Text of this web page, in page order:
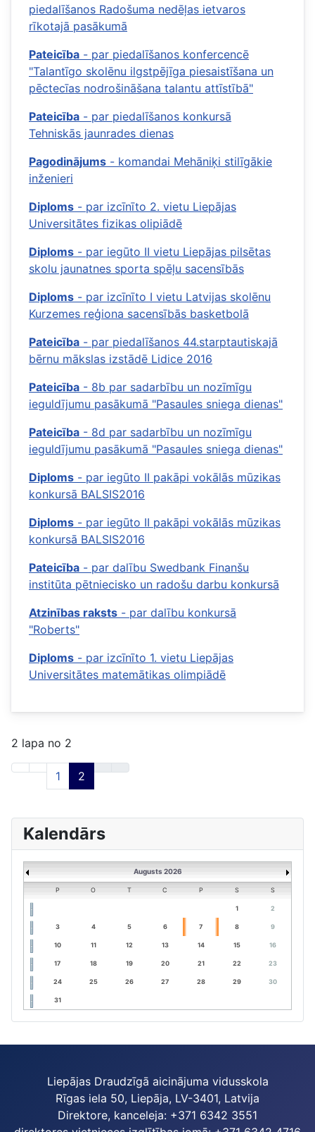
piedalīšanos Radošuma nedēļas ietvaros
rīkotajā pasākumā
Pateicība - par piedalīšanos konfercencē
"Talantīgo skolēnu ilgstpējīga piesaistīšana un
pēctecīas nodrošināšana talantu attīstībā"
Pateicība - par piedalīšanos konkursā
Tehniskās jaunrades dienas
Pagodinājums - komandai Mehāniķi stilīgākie
inženieri
Diploms - par izcīnīto 2. vietu Liepājas
Universitātes fizikas olipiādē
Diploms - par iegūto II vietu Liepājas pilsētas
skolu jaunatnes sporta spēļu sacensībās
Diploms - par izcīnīto I vietu Latvijas skolēnu
Kurzemes reģiona sacensībās basketbolā
Pateicība - par piedalīšanos 44.starptautiskajā
bērnu mākslas izstādē Lidice 2016
Pateicība - 8b par sadarbību un nozīmīgu
ieguldījumu pasākumā "Pasaules sniega dienas"
Pateicība - 8d par sadarbību un nozīmīgu
ieguldījumu pasākumā "Pasaules sniega dienas"
Diploms - par iegūto II pakāpi vokālās mūzikas
konkursā BALSIS2016
Diploms - par iegūto II pakāpi vokālās mūzikas
konkursā BALSIS2016
Pateicība - par dalību Swedbank Finanšu
institūta pētniecisko un radošu darbu konkursā
Atzinības raksts - par dalību konkursā
"Roberts"
Diploms - par izcīnīto 1. vietu Liepājas
Universitātes matemātikas olimpiādē
2 lapa no 2
1 2
Kalendārs
Augusts 2026
P O T C P S S
1 2
3 4 5 6 7 8 9
10 11 12 13 14 15 16
17 18 19 20 21 22 23
24 25 26 27 28 29 30
31
Liepājas Draudzīgā aicinājuma vidusskola
Rīgas iela 50, Liepāja, LV-3401, Latvija
Direktore, kanceleja: +371 6342 3551